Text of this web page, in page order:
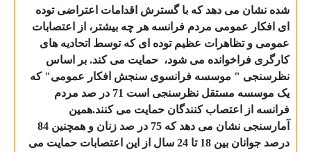
شده نشان می دهد که با گسترش اقدامات اعتراضی توده
ای افکار عمومی مردم فرانسه هر چه بیشتر، از اعتصابات
عمومی و تظاهرات عظیم توده ای که توسط اتحادیه های
کارگری فراخوانده می شود، حمایت می کند. بر اساس
نظرسنجی " موسسه فرانسوی سنجش افکار عمومی" که
یک موسسه مستقل نظرسنجی است 71 در صد مردم
فرانسه از اعتصاب کنندگان حمایت می کنند.همین
آمارسنجی نشان می دهد که 75 در صد زنان و همچنین 84
درصد جوانان بین 18 تا 24 سال از این اعتصابات حمایت می